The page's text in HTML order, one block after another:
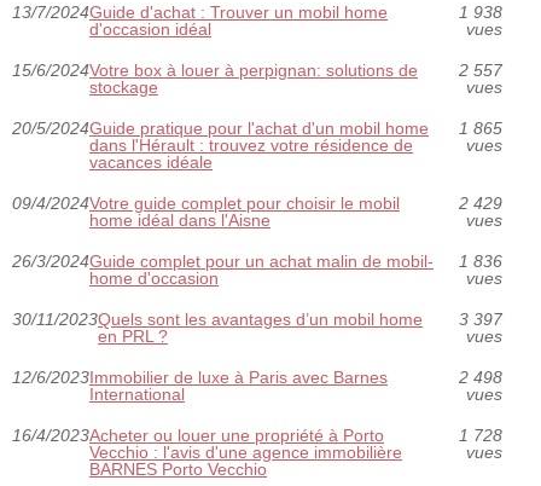
13/7/2024Guide d'achat : Trouver un mobil home
d'occasion idéal
1 938
vues
15/6/2024Votre box à louer à perpignan: solutions de
stockage
2 557
vues
20/5/2024Guide pratique pour l'achat d'un mobil home
dans l'Hérault : trouvez votre résidence de
vacances idéale
1 865
vues
09/4/2024Votre guide complet pour choisir le mobil
home idéal dans l'Aisne
2 429
vues
26/3/2024Guide complet pour un achat malin de mobil-
home d'occasion
1 836
vues
30/11/2023Quels sont les avantages d’un mobil home
en PRL ?
3 397
vues
12/6/2023Immobilier de luxe à Paris avec Barnes
International
2 498
vues
16/4/2023Acheter ou louer une propriété à Porto
Vecchio : l'avis d'une agence immobilière
BARNES Porto Vecchio
1 728
vues